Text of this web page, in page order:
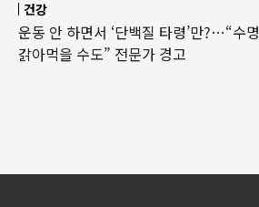
건강
운동 안 하면서 ‘단백질 타령’만?…“수명
갉아먹을 수도” 전문가 경고